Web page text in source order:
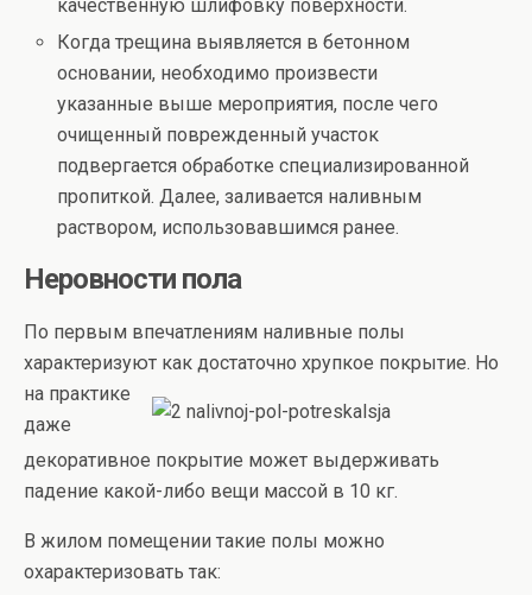
качественную шлифовку поверхности.
Когда трещина выявляется в бетонном
основании, необходимо произвести
указанные выше мероприятия, после чего
очищенный поврежденный участок
подвергается обработке специализированной
пропиткой. Далее, заливается наливным
раствором, использовавшимся ранее.
Неровности пола
По первым впечатлениям наливные полы
характеризуют как достаточно хрупкое покрытие. Но
на практике
даже
декоративное покрытие может выдерживать
падение какой-либо вещи массой в 10 кг.
В жилом помещении такие полы можно
охарактеризовать так: